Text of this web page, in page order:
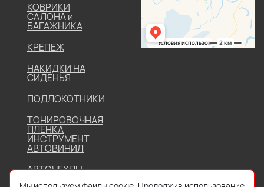
КОВРИКИ
САЛОНА и
БАГАЖНИКА
КРЕПЕЖ
НАКИДКИ НА
СИДЕНЬЯ
ПОДЛОКОТНИКИ
ТОНИРОВОЧНАЯ
ПЛЕНКА
ИНСТРУМЕНТ
АВТОВИНИЛ
АВТОЧЕХЛЫ